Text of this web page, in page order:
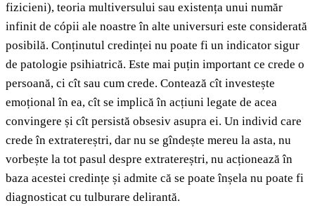
fizicieni), teoria multiversului sau existența unui număr
infinit de cópii ale noastre în alte universuri este considerată
posibilă. Conținutul credinței nu poate fi un indicator sigur
de patologie psihiatrică. Este mai puțin important ce crede o
persoană, ci cît sau cum crede. Contează cît investește
emoțional în ea, cît se implică în acțiuni legate de acea
convingere și cît persistă obsesiv asupra ei. Un individ care
crede în extratereștri, dar nu se gîndește mereu la asta, nu
vorbește la tot pasul despre extratereștri, nu acționează în
baza acestei credințe și admite că se poate înșela nu poate fi
diagnosticat cu tulburare delirantă.